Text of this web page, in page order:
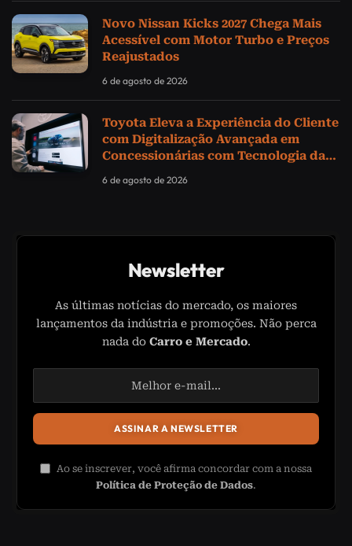
Novo Nissan Kicks 2027 Chega Mais
Acessível com Motor Turbo e Preços
Reajustados
6 de agosto de 2026
Toyota Eleva a Experiência do Cliente
com Digitalização Avançada em
Concessionárias com Tecnologia da
6 de agosto de 2026
Newsletter
As últimas notícias do mercado, os maiores
lançamentos da indústria e promoções. Não perca
nada do Carro e Mercado.
Ao se inscrever, você afirma concordar com a nossa
Política de Proteção de Dados.